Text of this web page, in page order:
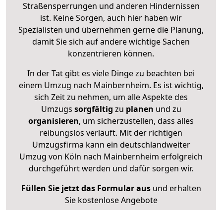
Straßensperrungen und anderen Hindernissen
ist. Keine Sorgen, auch hier haben wir
Spezialisten und übernehmen gerne die Planung,
damit Sie sich auf andere wichtige Sachen
konzentrieren können.
In der Tat gibt es viele Dinge zu beachten bei
einem Umzug nach Mainbernheim. Es ist wichtig,
sich Zeit zu nehmen, um alle Aspekte des
Umzugs sorgfältig zu planen und zu
organisieren, um sicherzustellen, dass alles
reibungslos verläuft. Mit der richtigen
Umzugsfirma kann ein deutschlandweiter
Umzug von Köln nach Mainbernheim erfolgreich
durchgeführt werden und dafür sorgen wir.
Füllen Sie jetzt das Formular ausund erhalten
Sie kostenlose Angebote